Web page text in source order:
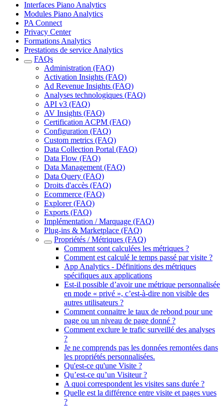
Interfaces Piano Analytics
Modules Piano Analytics
PA Connect
Privacy Center
Formations Analytics
Prestations de service Analytics
FAQs
Administration (FAQ)
Activation Insights (FAQ)
Ad Revenue Insights (FAQ)
Analyses technologiques (FAQ)
API v3 (FAQ)
AV Insights (FAQ)
Certification ACPM (FAQ)
Configuration (FAQ)
Custom metrics (FAQ)
Data Collection Portal (FAQ)
Data Flow (FAQ)
Data Management (FAQ)
Data Query (FAQ)
Droits d'accès (FAQ)
Ecommerce (FAQ)
Explorer (FAQ)
Exports (FAQ)
Implémentation / Marquage (FAQ)
Plug-ins & Marketplace (FAQ)
Propriétés / Métriques (FAQ)
Comment sont calculées les métriques ?
Comment est calculé le temps passé par visite ?
App Analytics - Définitions des métriques
spécifiques aux applications
Est-il possible d’avoir une métrique personnalisée
en mode « privé », c’est-à-dire non visible des
autres utilisateurs ?
Comment connaitre le taux de rebond pour une
page ou un niveau de page donné ?
Comment exclure le trafic surveillé des analyses
?
Je ne comprends pas les données remontées dans
les propriétés personnalisées.
Qu'est-ce qu'une Visite ?
Qu’est-ce qu’un Visiteur ?
A quoi correspondent les visites sans durée ?
Quelle est la différence entre visite et pages vues
?